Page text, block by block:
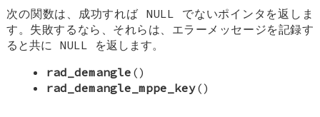
次の関数は、成功すれば NULL でないポインタを返しま
す。失敗するなら、それらは、エラーメッセージを記録す
ると共に NULL を返します。
rad_demangle ()
rad_demangle_mppe_key()